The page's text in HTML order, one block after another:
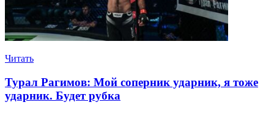
Читать
Турал Рагимов: Мой соперник ударник, я тоже
ударник. Будет рубка